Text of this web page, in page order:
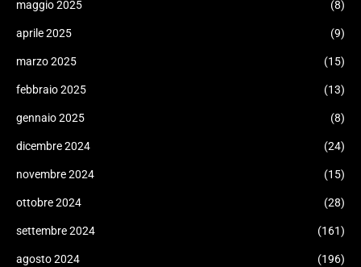
maggio 2025 (8)
aprile 2025 (9)
marzo 2025 (15)
febbraio 2025 (13)
gennaio 2025 (8)
dicembre 2024 (24)
novembre 2024 (15)
ottobre 2024 (28)
settembre 2024 (161)
agosto 2024 (196)